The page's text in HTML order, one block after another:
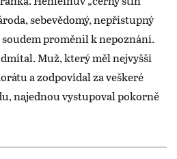
sebevědomý, nepřístupný
proměnil k nepoznání.
Muž, který měl nejvyšší
a zodpovídal za veškeré
najednou vystupoval pokorně